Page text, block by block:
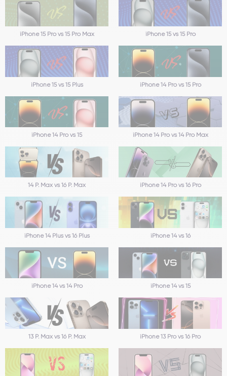
iPhone 15 Pro vs 15 Pro Max iPhone 15 vs 15 Pro
iPhone 15 vs 15 Plus iPhone 14 Pro vs 15 Pro
iPhone 14 Pro vs 15 iPhone 14 Pro vs 14 Pro Max
14 P. Max vs 16 P. Max iPhone 14 Pro vs 16 Pro
iPhone 14 Plus vs 16 Plus iPhone 14 vs 16
iPhone 14 vs 14 Pro iPhone 14 vs 15
13 P. Max vs 16 P. Max iPhone 13 Pro vs 16 Pro